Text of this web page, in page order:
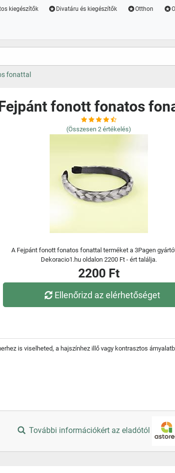
kiegészítők Divatáru és kiegészítők Otthon
fonattal
fonott fonatos
(Összesen 2 értékelés)
A Fejpánt fonott fonatos fonattal terméket a 3Pagen
Dekoracio1.hu oldalon 2200 Ft - ért találja.
2200 Ft
Ellenőrizd az elérhetőséget
is viselheted, a hajszínhez illő vagy kontrasztos
További információkért az eladótól